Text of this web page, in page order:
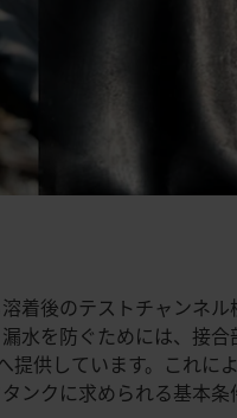
着後のテストチャンネ
水を防ぐためには、接
供しています。これに
ンクに求められる基本条